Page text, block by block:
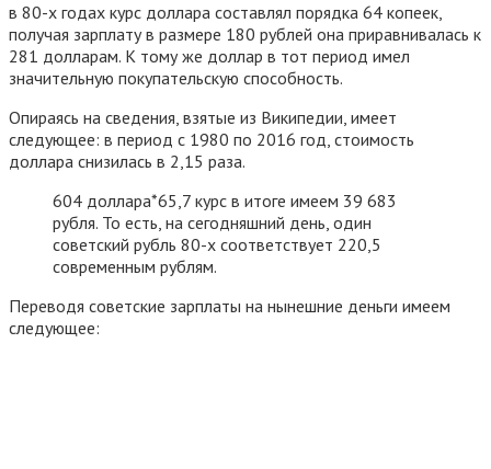
в 80-х годах курс доллара составлял порядка 64 копеек,
получая зарплату в размере 180 рублей она приравнивалась к
281 долларам. К тому же доллар в тот период имел
значительную покупательскую способность.
Опираясь на сведения, взятые из Википедии, имеет
следующее: в период с 1980 по 2016 год, стоимость
доллара снизилась в 2,15 раза.
604 доллара*65,7 курс в итоге имеем 39 683
рубля. То есть, на сегодняшний день, один
советский рубль 80-х соответствует 220,5
современным рублям.
Переводя советские зарплаты на нынешние деньги имеем
следующее: